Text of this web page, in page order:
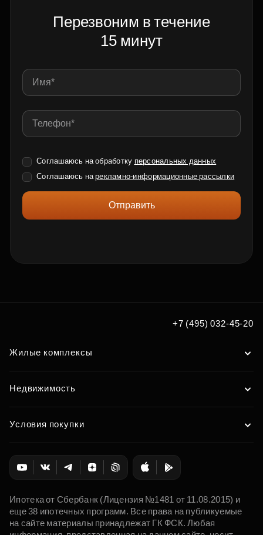
Перезвоним в течение
15 минут
Соглашаюсь на обработку персональных данных
Соглашаюсь нарекламно-информационные рассылки
Отправить
+7 (495) 032-45-20
Жилые комплексы
Недвижимость
Условия покупки
Ипотека от Сбербанк (Лицензия №1481 от 11.08.2015) и
еще 38 ипотечных программ. Все права на публикуемые
на сайте материалы принадлежат ГК ФСК. Любая